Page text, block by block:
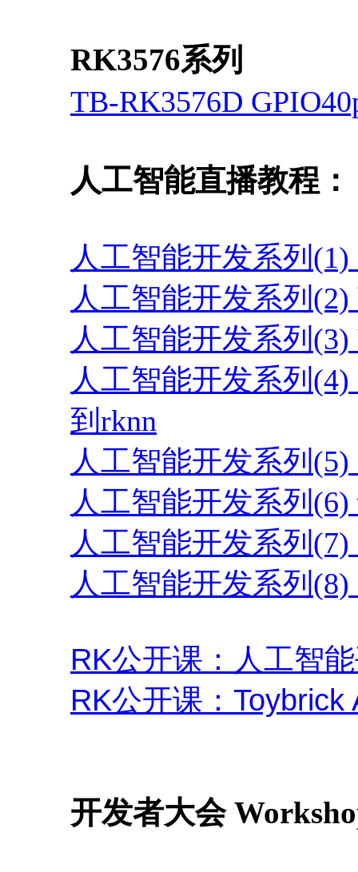
RK3576系列
TB-RK3576D
人工智能直播教程：
人工智能开发系列
人工智能开发系列
人工智能开发系列
人工智能开发系列
到rknn
人工智能开发系列
人工智能开发系列
人工智能开发系列(7)
人工智能开发系列
RK公开课：人工智
RK公开课：
开发者大会